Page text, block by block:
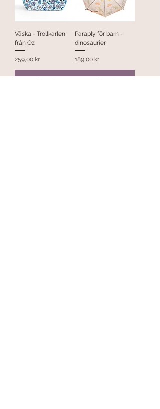
Väska - Trollkarlen
från Oz
Pris
259,00 kr
Lägg i
Paraply för barn -
dinosaurier
Pris
189,00 kr
Lägg i